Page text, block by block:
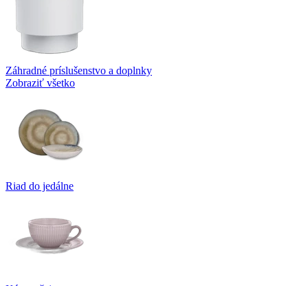
Záhradné príslušenstvo a doplnky
Zobraziť všetko
Riad do jedálne